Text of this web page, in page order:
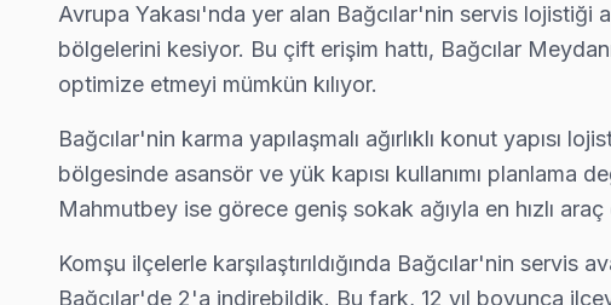
Bağcılar'da Kazım Karabekir mahallesi için Loewe TV fiyat teklifi
Loewe Servis Merkezi →
Loewe TV Kemalpaşa'de internet bağlantısı sorunuyla geliyorsa
Avrupa Yakası'nda yer alan Bağcılar'nin servis lojistiği
bölgelerini kesiyor. Bu çift erişim hattı, Bağcılar
optimize etmeyi mümkün kılıyor.
Bağcılar'nin karma yapılaşmalı ağırlıklı konut yapısı
bölgesinde asansör ve yük kapısı kullanımı planlama
Mahmutbey ise görece geniş sokak ağıyla en hızlı araç
Komşu ilçelerle karşılaştırıldığında Bağcılar'nin
Bağcılar'de 2'a indirebildik. Bu fark, 12 yıl boyunca